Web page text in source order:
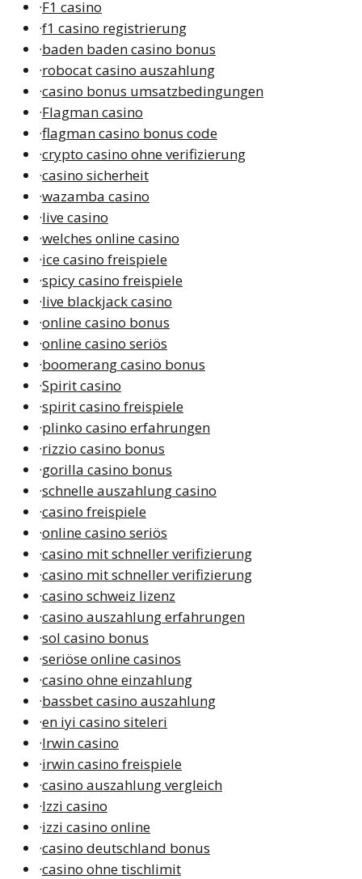
·F1 casino
·f1 casino registrierung
·baden baden casino bonus
·robocat casino auszahlung
·casino bonus umsatzbedingungen
·Flagman casino
·flagman casino bonus code
·crypto casino ohne verifizierung
·casino sicherheit
·wazamba casino
·live casino
·welches online casino
·ice casino freispiele
·spicy casino freispiele
·live blackjack casino
·online casino bonus
·online casino seriös
·boomerang casino bonus
·Spirit casino
·spirit casino freispiele
·plinko casino erfahrungen
·rizzio casino bonus
·gorilla casino bonus
·schnelle auszahlung casino
·casino freispiele
·online casino seriös
·casino mit schneller verifizierung
·casino mit schneller verifizierung
·casino schweiz lizenz
·casino auszahlung erfahrungen
·sol casino bonus
·seriöse online casinos
·casino ohne einzahlung
·bassbet casino auszahlung
·en iyi casino siteleri
·Irwin casino
·irwin casino freispiele
·casino auszahlung vergleich
·Izzi casino
·izzi casino online
·casino deutschland bonus
·casino ohne tischlimit